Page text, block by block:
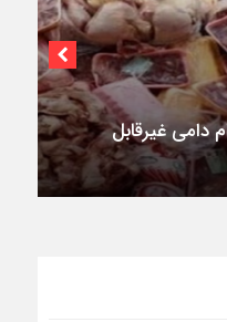
۳فوتی در واژگونی و آتش‌سوزی پژو ۴۰۵ در